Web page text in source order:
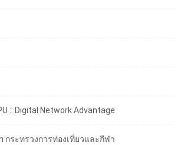
:: Digital Network Advantage
กระทรวงการท่องเที่ยวและกีฬา